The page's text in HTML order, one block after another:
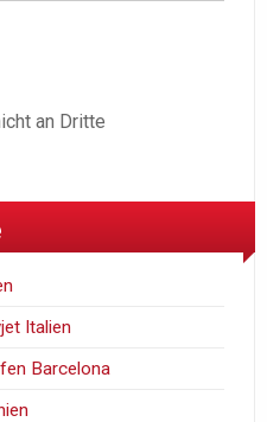
an Dritte
Italien
Barcelona